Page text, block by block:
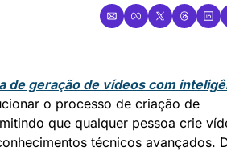
de geração de vídeos com
o processo de criação de
que qualquer pessoa crie
técnicos avançados.